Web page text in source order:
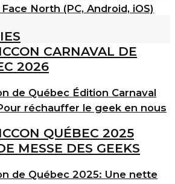
North (PC, Android, iOS)
de Québec Édition Carnaval
réchauffer le geek en nous
de Québec 2025: Une nette